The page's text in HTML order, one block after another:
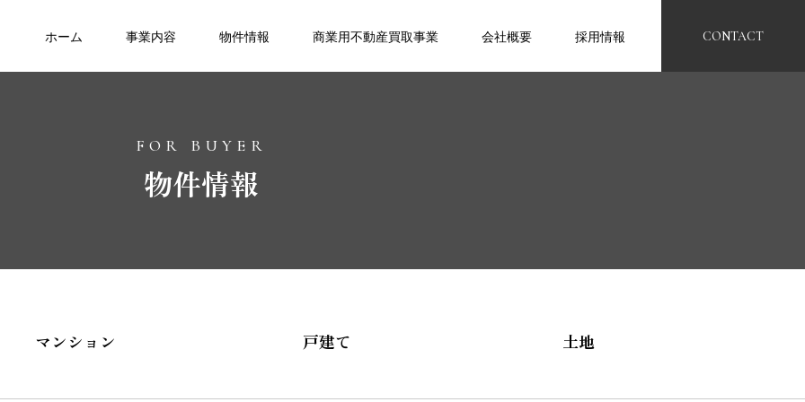
ホーム 事業内容 物件情報 商業用不動産買取事業 会社概要 採用情報 CONTACT
FOR BUYER
物件情報
マンション 戸建て 土地